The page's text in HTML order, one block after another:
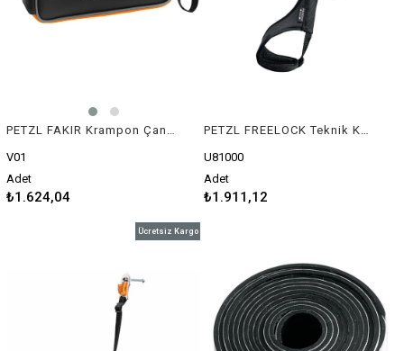
PETZL FAKIR Krampon Çantası
V01
Adet
₺1.624,04
PETZL FREELOCK Teknik Kazma Bilek Perlonu
U81000
Adet
₺1.911,12
Ücretsiz Kargo